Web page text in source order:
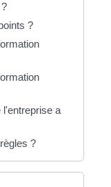
?
l'entreprise a
?